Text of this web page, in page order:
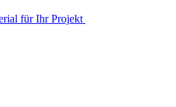
für Ihr Projekt